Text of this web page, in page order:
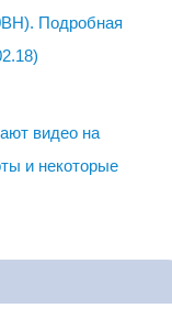
Подробная
видео на
и некоторые